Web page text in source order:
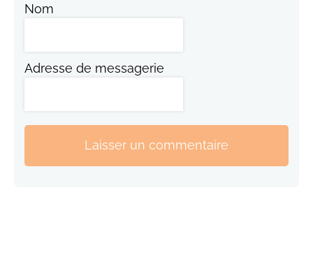
Nom
Adresse de messagerie
Laisser un commentaire